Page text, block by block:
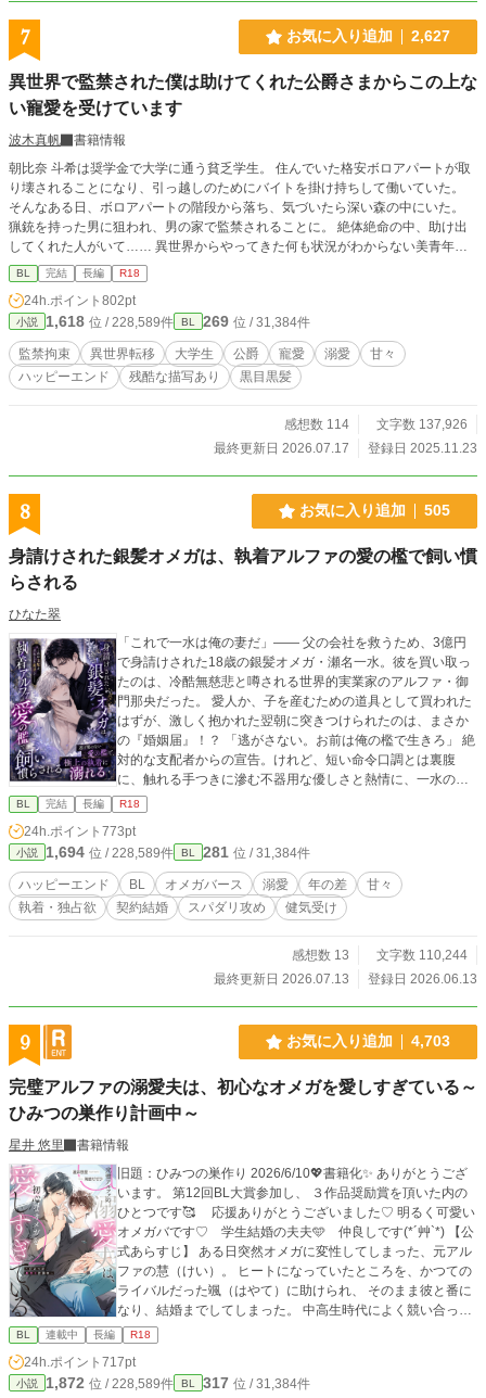
7 お気に入り追加 2,627
異世界で監禁された僕は助けてくれた公爵さまからこの上な
い寵愛を受けています
波木真帆
書籍情報
朝比奈 斗希は奨学金で大学に通う貧乏学生。 住んでいた格安ボロアパートが取
り壊されることになり、引っ越しのためにバイトを掛け持ちして働いていた。
そんなある日、ボロアパートの階段から落ち、気づいたら深い森の中にいた。
猟銃を持った男に狙われ、男の家で監禁されることに。 絶体絶命の中、助け出
してくれた人がいて…… 異世界からやってきた何も状況がわからない美青年大
学生と、彼をひとめ見て美しさに魅了された公爵さまの甘いラブストーリー。
そこまでは長くならない予定です。 R18には※つけます。
BL 完結 長編 R18
24h.ポイント 802pt
小説 1,618 位 / 228,589件 BL 269 位 / 31,384件
監禁拘束 異世界転移 大学生 公爵 寵愛 溺愛
甘々
ハッピーエンド
残酷な描写あり 黒目黒髪
感想数 114
文字数 137,926
最終更新日 2026.07.17
登録日 2025.11.23
8 お気に入り追加 505
身請けされた銀髪オメガは、執着アルファの愛の檻で飼い慣
らされる
ひなた翠
「これで一水は俺の妻だ」―― 父の会社を救うため、3億円
で身請けされた18歳の銀髪オメガ・瀬名一水。彼を買い取っ
たのは、冷酷無慈悲と噂される世界的実業家のアルファ・御
門那央だった。 愛人か、子を産むための道具として買われた
はずが、激しく抱かれた翌朝に突きつけられたのは、まさか
の『婚姻届』！？ 「逃がさない。お前は俺の檻で生きろ」 絶
対的な支配者からの宣告。けれど、短い命令口調とは裏腹
に、触れる手つきに滲む不器用な優しさと熱情に、一水の心
は次第に絆されていく。 単なる「所有物」として買われたオ
メガが、孤独な捕食者の心を溶かし、やがて唯一無二の番と
して並び立つまでの物語。 絶対的支配から極上の溺愛へ。執
着オメガバース開幕！
BL 完結 長編 R18
24h.ポイント 773pt
小説 1,694 位 / 228,589件 BL 281 位 / 31,384件
ハッピーエンド BL オメガバース 溺愛 年の差
甘々
執着・独占欲
契約結婚 スパダリ攻め 健気受け
感想数 13
文字数 110,244
最終更新日 2026.07.13
登録日 2026.06.13
9 お気に入り追加 4,703
完璧アルファの溺愛夫は、初心なオメガを愛しすぎている～
ひみつの巣作り計画中～
星井 悠里
書籍情報
旧題：ひみつの巣作り 2026/6/10💖書籍化✨ ありがとうござ
います。 第12回BL大賞参加し、 ３作品奨励賞を頂いた内の
ひとつです🥰 応援ありがとうございました♡ 明るく可愛い
オメガバです♡ 学生結婚の夫夫🩵 仲良しです(*´艸`*) 【公
式あらすじ】 ある日突然オメガに変性してしまった、元アル
ファの慧（けい）。 ヒートになっていたところを、かつての
ライバルだった颯（はやて）に助けられ、 そのまま彼と番に
なり、結婚までしてしまった。 中高生時代によく競い合って
いたけれど、夫になった颯は、あの頃とは違って慧に 優し
く、甘く蕩けるような愛をくれる。 慧は颯との新婚生活をと
ても幸せに過ごしていたけれど、ある日ふと思った。 ――運
命の番だから、相手のことを好きって思いこんじゃって
BL 連載中 長編 R18
24h.ポイント 717pt
小説 1,872 位 / 228,589件 BL 317 位 / 31,384件